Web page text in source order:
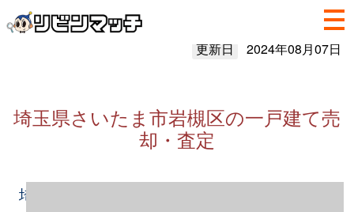
更新日 2024年08月07日
埼玉県さいたま市岩槻区の一戸建て売
却・査定
埼玉県さいたま市岩槻区の一戸建て売却情報